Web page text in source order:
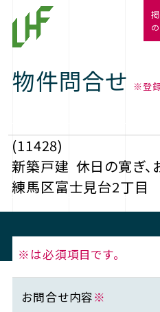
物件問合せ ※登
(11428)
新築戸建 休日の寛ぎ、
練馬区富士見台2丁目
※は必須項目です。
お問合せ内容※